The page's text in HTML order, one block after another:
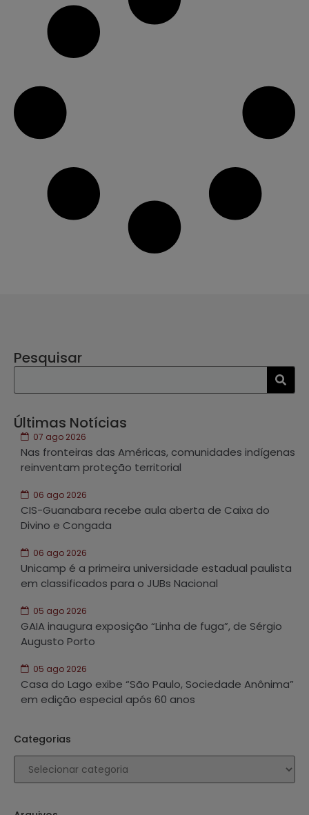
Pesquisar
Últimas Notícias
07 ago 2026
Nas fronteiras das Américas, comunidades indígenas
reinventam proteção territorial
06 ago 2026
CIS-Guanabara recebe aula aberta de Caixa do
Divino e Congada
06 ago 2026
Unicamp é a primeira universidade estadual paulista
em classificados para o JUBs Nacional
05 ago 2026
GAIA inaugura exposição “Linha de fuga”, de Sérgio
Augusto Porto
05 ago 2026
Casa do Lago exibe “São Paulo, Sociedade Anônima”
em edição especial após 60 anos
Categorias